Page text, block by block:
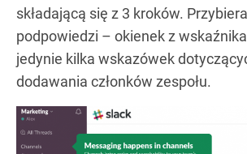
składającą się z 3 kroków.
podpowiedzi – okienek z
jedynie kilka wskazówek
dodawania członków zespołu.